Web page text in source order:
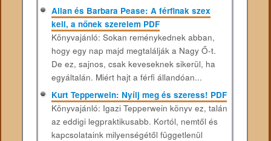
Allan és Barbara Pease: A férfinak szex
kell, a nőnek szerelem PDF
Könyvajánló: Sokan reménykednek abban,
hogy egy nap majd megtalálják a Nagy Ő-t.
De ez, sajnos, csak keveseknek sikerül, ha
egyáltalán. Miért hajt a férfi állandóan...
Kurt Tepperwein: Nyílj meg és szeress! PDF
Könyvajánló: Igazi Tepperwein könyv ez, talán
az eddigi legpraktikusabb. Kortól, nemtől és
kapcsolataink milyenségétől függetlenül